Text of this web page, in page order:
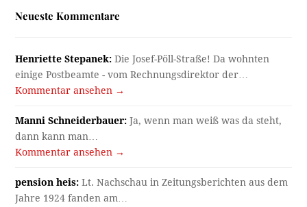
Neueste Kommentare
Henriette Stepanek: Die Josef-Pöll-Straße! Da wohnten
einige Postbeamte - vom Rechnungsdirektor der…
Kommentar ansehen →
Manni Schneiderbauer: Ja, wenn man weiß was da steht,
dann kann man…
Kommentar ansehen →
pension heis: Lt. Nachschau in Zeitungsberichten aus dem
Jahre 1924 fanden am…